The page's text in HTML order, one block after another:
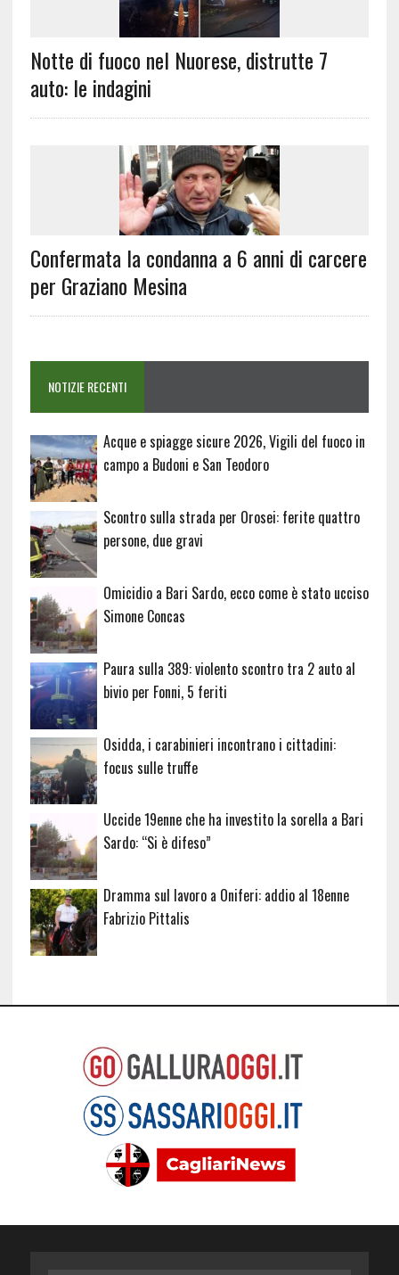
Notte di fuoco nel Nuorese, distrutte 7
auto: le indagini
Confermata la condanna a 6 anni di carcere
per Graziano Mesina
NOTIZIE RECENTI
Acque e spiagge sicure 2026, Vigili del fuoco in
campo a Budoni e San Teodoro
Scontro sulla strada per Orosei: ferite quattro
persone, due gravi
Omicidio a Bari Sardo, ecco come è stato ucciso
Simone Concas
Paura sulla 389: violento scontro tra 2 auto al
bivio per Fonni, 5 feriti
Osidda, i carabinieri incontrano i cittadini:
focus sulle truffe
Uccide 19enne che ha investito la sorella a Bari
Sardo: “Si è difeso”
Dramma sul lavoro a Oniferi: addio al 18enne
Fabrizio Pittalis